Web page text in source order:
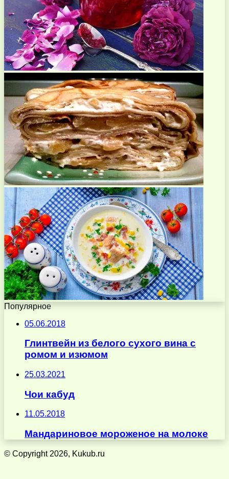
Популярное
05.06.2018
Глинтвейн из белого сухого вина с
ромом и изюмом
25.03.2021
Чои кабуд
11.05.2018
Мандариновое мороженое на молоке
© Copyright 2026, Kukub.ru